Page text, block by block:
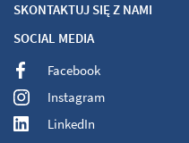
SKONTAKTUJ SIĘ Z NAMI
SOCIAL MEDIA
Facebook
Instagram
LinkedIn